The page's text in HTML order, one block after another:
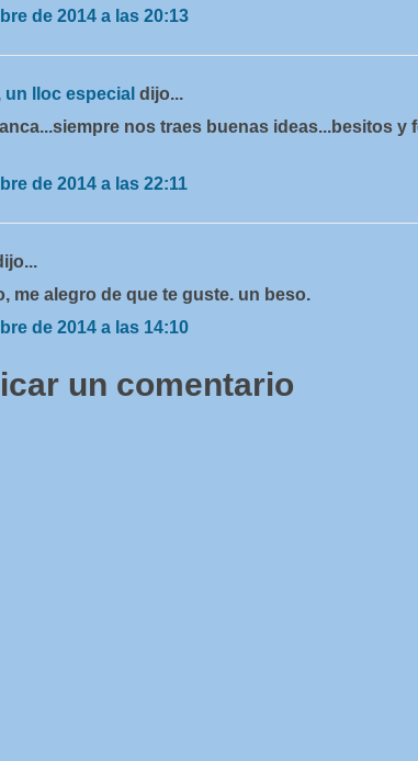
de 2014 a las 20:13
un lloc especial dijo...
nos traes buenas ideas...besitos y
de 2014 a las 22:11
me alegro de que te guste. un beso.
de 2014 a las 14:10
un comentario